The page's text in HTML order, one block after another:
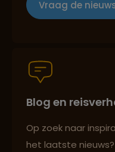
Persoonlijk en
Vraag de
Blog en
Op zoek naar
het laatste nieuws?